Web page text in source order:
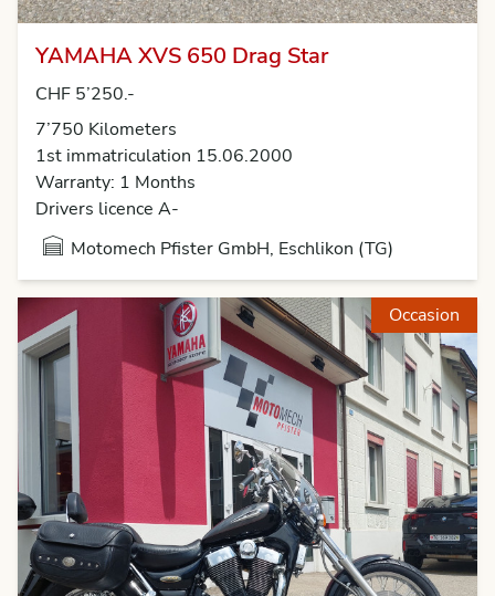
YAMAHA XVS 650 Drag Star
CHF 5’250.-
7’750 Kilometers
1st immatriculation 15.06.2000
Warranty: 1 Months
Drivers licence A-
Motomech Pfister GmbH, Eschlikon (TG)
Occasion